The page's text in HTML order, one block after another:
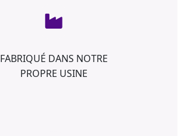
FABRIQUÉ DANS NOTRE
PROPRE USINE